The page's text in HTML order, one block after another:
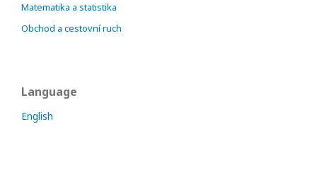
Matematika a statistika
Obchod a cestovní ruch
Language
English